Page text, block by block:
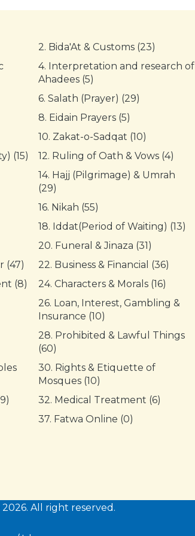
2. Bida'At & Customs (23)
4. Interpretation and research of
Ahadees (5)
6. Salath (Prayer) (29)
8. Eidain Prayers (5)
10. Zakat-o-Sadqat (10)
(15) 12. Ruling of Oath & Vows (4)
14. Hajj (Pilgrimage) & Umrah
(29)
16. Nikah (55)
18. Iddat(Period of Waiting) (13)
20. Funeral & Jinaza (31)
(47) 22. Business & Financial (36)
(8) 24. Characters & Morals (16)
26. Loan, Interest, Gambling &
Insurance (10)
28. Prohibited & Lawful Things
(60)
30. Rights & Etiquette of
Mosques (10)
32. Medical Treatment (6)
37. Fatwa Online (0)
All right reserved.